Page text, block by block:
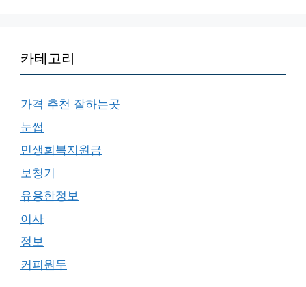
카테고리
가격 추천 잘하는곳
눈썹
민생회복지원금
보청기
유용한정보
이사
정보
커피원두